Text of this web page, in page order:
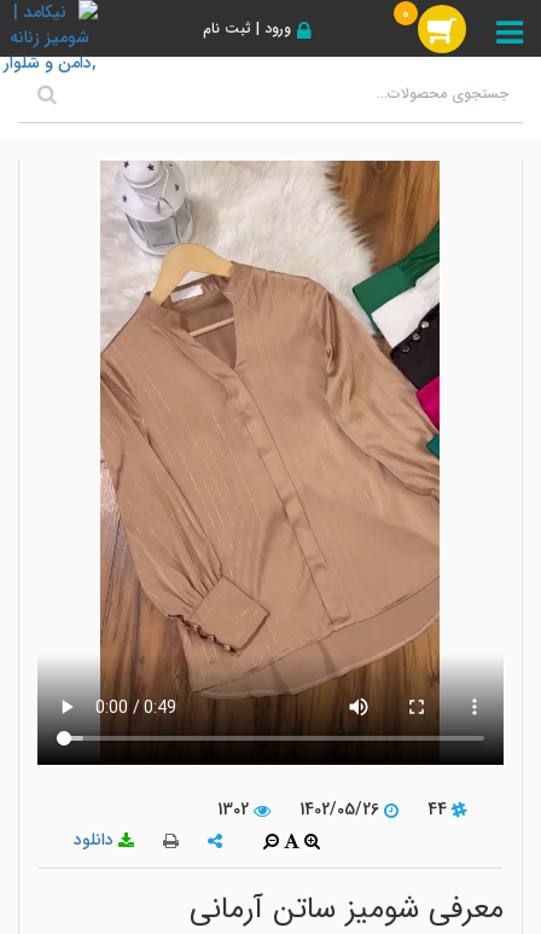
ورود | ثبت نام
0
44
1402/05/26
1302
دانلود
معرفی شومیز ساتن آرمانی